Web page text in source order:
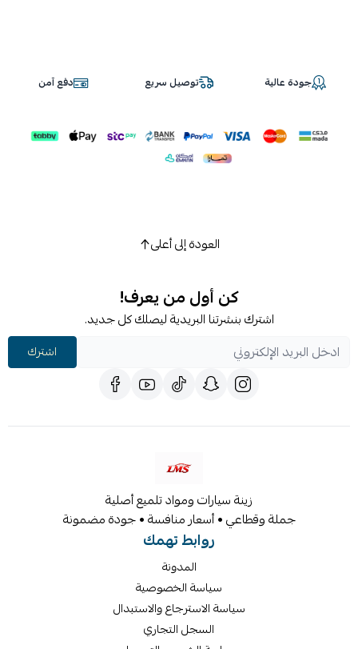
جودة عالية توصيل سريع دفع آمن
العودة إلى أعلى
كن أول من يعرف!
اشترك بنشرتنا البريدية ليصلك كل جديد.
اشترك
زينة سيارات ومواد تلميع أصلية
جملة وقطاعي • أسعار منافسة • جودة مضمونة
روابط تهمك
المدونة
سياسة الخصوصية
سياسة الاسترجاع والاستبدال
السجل التجاري